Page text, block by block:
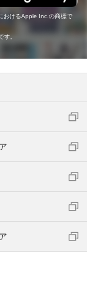
おけるApple Inc.の商標で
。